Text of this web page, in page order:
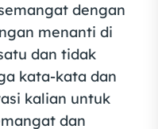
dengan
menanti di
dan tidak
kata-kata dan
kalian untuk
dan